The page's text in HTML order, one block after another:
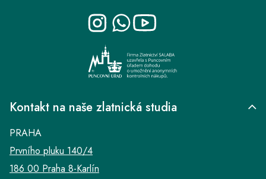
Kontakt na naše zlatnická studia
PRAHA
Prvního pluku 140/4
186 00 Praha 8-Karlín